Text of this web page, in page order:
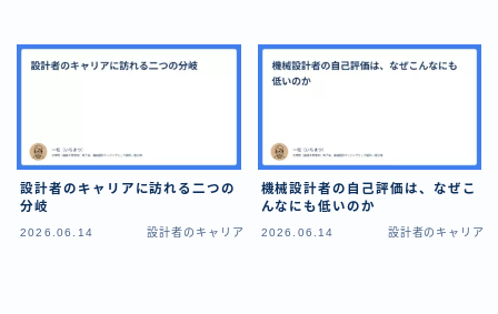
設計者のキャリアに訪れる二つの
分岐
2026.06.14 設計者のキャリア
機械設計者の自己評価は、なぜこ
んなにも低いのか
2026.06.14 設計者のキャリア